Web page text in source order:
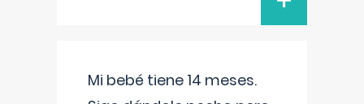
Mi bebé tiene 14 meses.